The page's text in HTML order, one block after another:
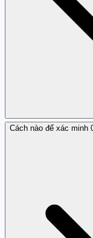
Nếu bạn nhận
công ty chính
trở nên đe dọa an
Cách nào để xác minh